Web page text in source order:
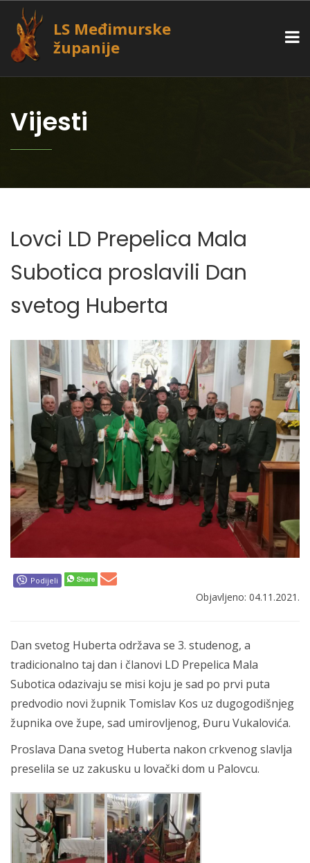
LS Međimurske
županije
Vijesti
Lovci LD Prepelica Mala
Subotica proslavili Dan
svetog Huberta
Podijeli
Objavljeno: 04.11.2021.
Dan svetog Huberta održava se 3. studenog, a
tradicionalno taj dan i članovi LD Prepelica Mala
Subotica odazivaju se misi koju je sad po prvi puta
predvodio novi župnik Tomislav Kos uz dugogodišnjeg
župnika ove župe, sad umirovljenog, Đuru Vukalovića.
Proslava Dana svetog Huberta nakon crkvenog slavlja
preselila se uz zakusku u lovački dom u Palovcu.